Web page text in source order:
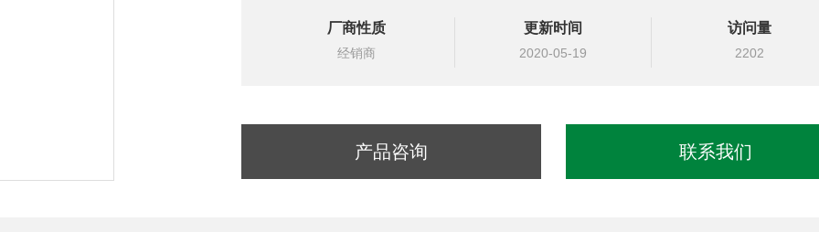
厂商性质
经销商
更新时间
2020-05-19
访问量
2202
产品咨询 联系我们